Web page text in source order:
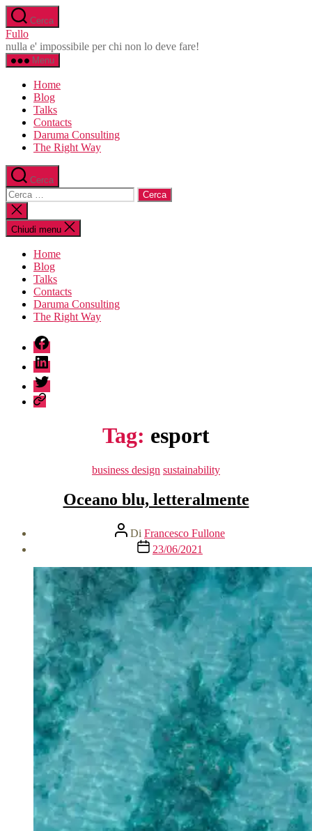
Salta
al
contenuto
Cerca
Fullo
nulla e' impossibile per chi non lo deve fare!
Menu
Home
Blog
Talks
Contacts
Daruma Consulting
The Right Way
Cerca
Cerca:
Chiudi
la
ricerca
Chiudi menu
Home
Blog
Talks
Contacts
Daruma Consulting
The Right Way
fb
linkedin
twitter
sessionize
Tag: esport
Categorie
business design sustainability
Oceano blu, letteralmente
Autore
articolo
Di Francesco Fullone
Data
dell'articolo
23/06/2021